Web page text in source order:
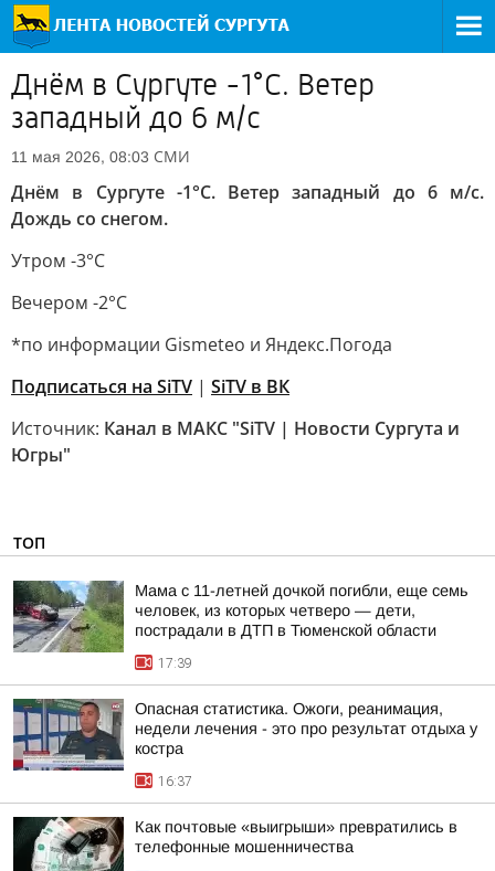
Днём в Сургуте -1°С. Ветер
западный до 6 м/с
11 мая 2026, 08:03 СМИ
Днём в Сургуте -1°С. Ветер западный до 6 м/с.
Дождь со снегом.
Утром -3°С
Вечером -2°С
*по информации Gismeteo и Яндекс.Погода
Подписаться на SiTV | SiTV в ВК
Источник: Канал в МАКС "SiTV | Новости Сургута и
Югры"
ТОП
Мама с 11-летней дочкой погибли, еще семь
человек, из которых четверо — дети,
пострадали в ДТП в Тюменской области
17:39
Опасная статистика. Ожоги, реанимация,
недели лечения - это про результат отдыха у
костра
16:37
Как почтовые «выигрыши» превратились в
телефонные мошенничества